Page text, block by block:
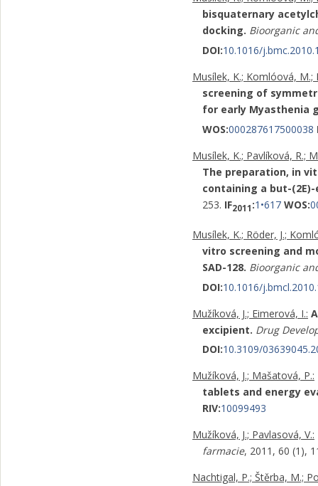
bisquaternary
docking. Bioorganic
DOI:10.1016/
Musílek, K.; Komlóová, M.;
screening of
for early Myasthenia
WOS:000287617500038
Musílek, K.; Pavlíková, R.;
The preparation, in
containing a but-
253. IF2011 :1•617 WOS:
Musílek, K.; Röder, J.;
vitro screening and
SAD-128. Bioorganic
DOI:10.1016/
Mužíková, J.; Eimerová, I.:
excipient. Drug
DOI:10.3109/
Mužíková, J.; Mašatová, P.:
tablets and energy
RIV:10099493
Mužíková, J.; Pavlasová, V.:
farmacie, 2011, 60 (1),
Nachtigal, P.; Štěrba, M.;